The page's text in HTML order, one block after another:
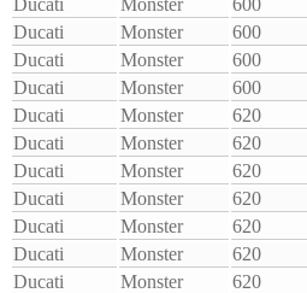
Ducati
Monster 600
Ducati
Monster 600
Ducati
Monster 600
Ducati
Monster 620
Ducati
Monster 620
Ducati
Monster 620
Ducati
Monster 620
Ducati
Monster 620
Ducati
Monster 620
Ducati
Monster 620